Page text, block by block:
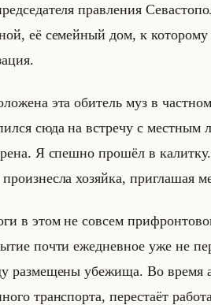
прав­ле­ния
её се­мейный дом, к
эта оби­тель муз в
сюда на встре­чу с мест­ным
Я спеш­но про­шёл в
хо­зяйка, при­гла­шая
в этом не со­всем
почти еже­днев­ное уже не
раз­ме­ще­ны убе­жи­ща. Во время
транс­пор­та, пе­ре­ста­ёт